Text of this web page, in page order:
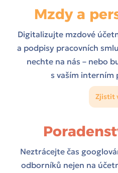
Mzdy a
Digitalizujte mzdové
a podpisy pracovních
nechte na nás – nebo
s vaším interním
Zjistit
Neztrácejte čas
odborníků nejen na